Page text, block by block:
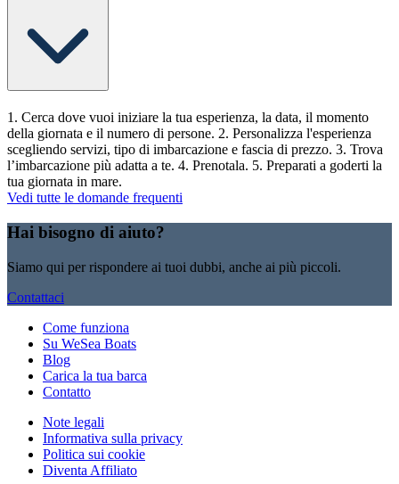
1. Cerca dove vuoi iniziare la tua esperienza, la data, il momento
della giornata e il numero di persone. 2. Personalizza l'esperienza
scegliendo servizi, tipo di imbarcazione e fascia di prezzo. 3. Trova
l’imbarcazione più adatta a te. 4. Prenotala. 5. Preparati a goderti la
tua giornata in mare.
Vedi tutte le domande frequenti
Hai bisogno di aiuto?
Siamo qui per rispondere ai tuoi dubbi, anche ai più piccoli.
Contattaci
Come funziona
Su WeSea Boats
Blog
Carica la tua barca
Contatto
Note legali
Informativa sulla privacy
Politica sui cookie
Diventa Affiliato